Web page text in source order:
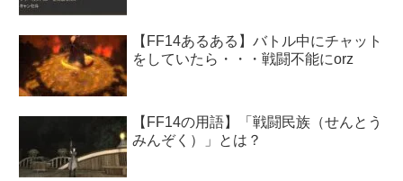
【FF14あるある】バトル中にチャット
をしていたら・・・戦闘不能にorz
【FF14の用語】「戦闘民族（せんとう
みんぞく）」とは？